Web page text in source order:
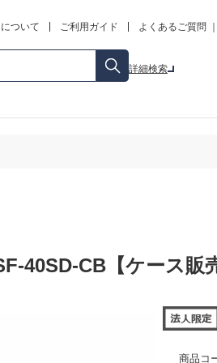
ついて ご利用ガイド よくあるご質問
詳細検索
40SD-CB【ケース
商品コ